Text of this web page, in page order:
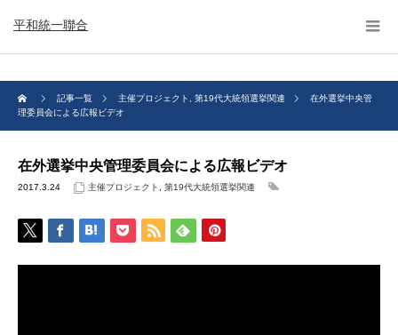
平和統一聯合
記事一覧 主催プロジェクト 第19代大統領選挙関連
在外選挙中央管
理委員会による広報ビデオ
在外選挙中央管理委員会による広報ビデオ
2017.3.24 主催プロジェクト 第19代大統領選挙関連